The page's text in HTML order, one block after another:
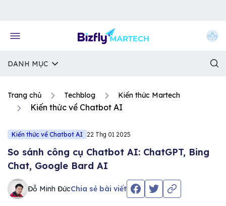
DANH MỤC
Trang chủ Techblog Kiến thức Martech
Kiến thức về Chatbot AI
Kiến thức về Chatbot AI 22 Thg 01 2025
So sánh công cụ Chatbot AI: ChatGPT, Bing
Chat, Google Bard AI
Đỗ Minh ĐứcChia sẻ bài viết